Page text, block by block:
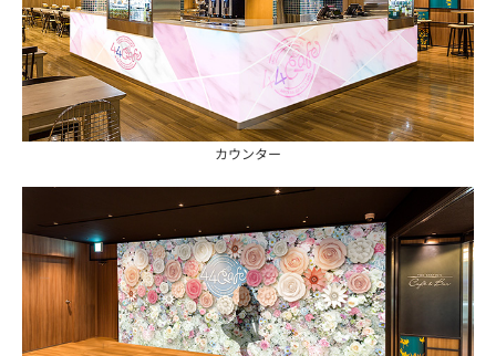
カウンター